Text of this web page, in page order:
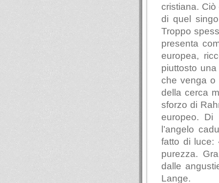
cristiana.
di quel
Troppo
presenta
europea,
piuttosto
che venga o
della cerca
sforzo di
europeo.
l’angelo
fatto di luce:
purezza.
dalle
Lange.